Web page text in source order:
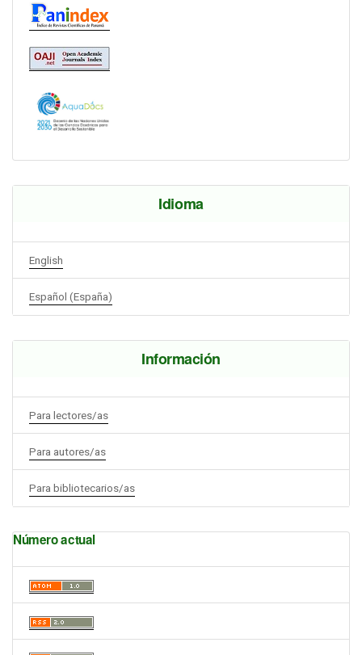
Idioma
English
Español (España)
Información
Para lectores/as
Para autores/as
Para bibliotecarios/as
Número actual